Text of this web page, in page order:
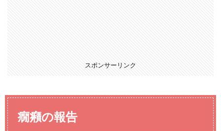
スポンサーリンク
癇癪の報告